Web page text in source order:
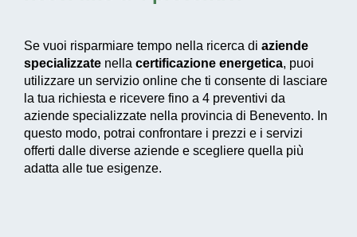
Se vuoi risparmiare tempo nella ricerca di aziende
specializzate nella certificazione energetica, puoi
utilizzare un servizio online che ti consente di lasciare
la tua richiesta e ricevere fino a 4 preventivi da
aziende specializzate nella provincia di Benevento. In
questo modo, potrai confrontare i prezzi e i servizi
offerti dalle diverse aziende e scegliere quella più
adatta alle tue esigenze.